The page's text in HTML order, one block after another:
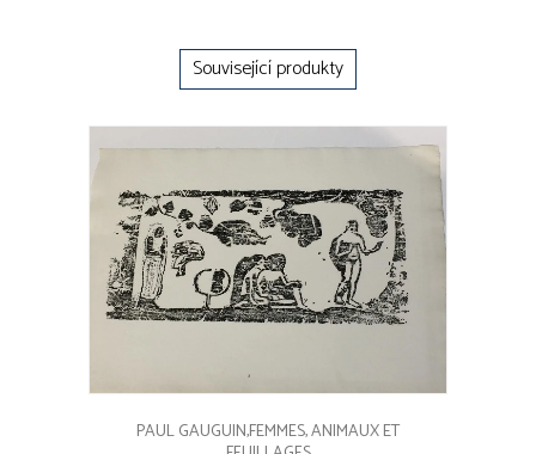
Související produkty
PAUL GAUGUIN,FEMMES, ANIMAUX ET